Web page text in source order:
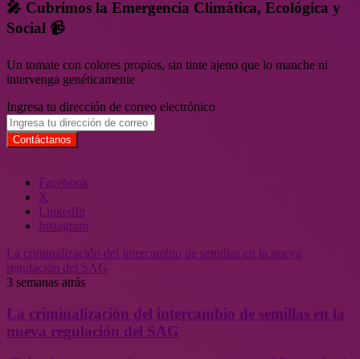
🎤 Cubrimos la Emergencia Climática, Ecológica y
Social 📹
Un tomate con colores propios, sin tinte ajeno que lo manche ni
intervenga genéticamente
Ingresa tu dirección de correo electrónico
Facebook
X
LinkedIn
Instagram
La criminalización del intercambio de semillas en la nueva
regulación del SAG
3 semanas atrás
La criminalización del intercambio de semillas en la
nueva regulación del SAG